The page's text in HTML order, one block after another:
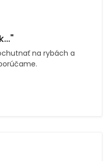
na rybách a